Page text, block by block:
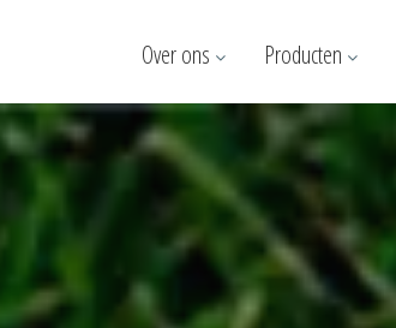
Over ons Producten